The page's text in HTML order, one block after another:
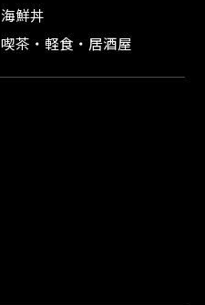
海鮮丼
喫茶・軽食・居酒屋